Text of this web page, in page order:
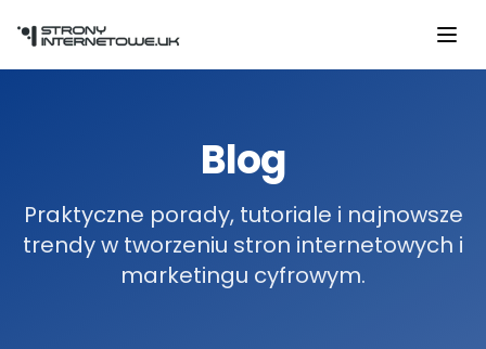
Blog
Praktyczne porady, tutoriale i najnowsze
trendy w tworzeniu stron internetowych i
marketingu cyfrowym.